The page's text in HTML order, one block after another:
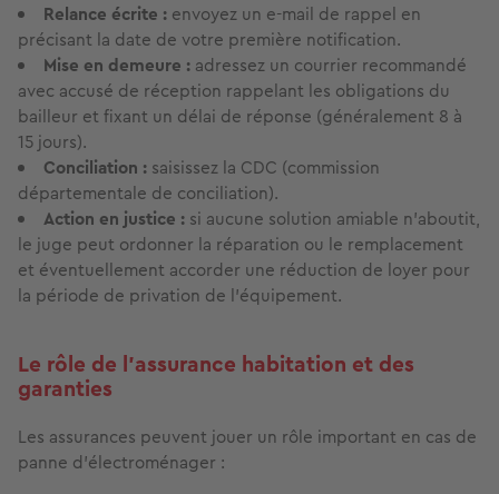
Relance écrite : envoyez un e-mail de rappel en
précisant la date de votre première notification.
Mise en demeure : adressez un courrier recommandé
avec accusé de réception rappelant les obligations du
bailleur et fixant un délai de réponse (généralement 8 à
15 jours).
Conciliation : saisissez la CDC (commission
départementale de conciliation).
Action en justice : si aucune solution amiable n'aboutit,
le juge peut ordonner la réparation ou le remplacement
et éventuellement accorder une réduction de loyer pour
la période de privation de l'équipement.
Le rôle de l'assurance habitation et des
garanties
Les assurances peuvent jouer un rôle important en cas de
panne d'électroménager :